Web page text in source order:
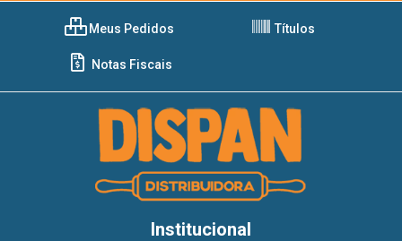
Meus Pedidos Títulos
Notas Fiscais
Institucional